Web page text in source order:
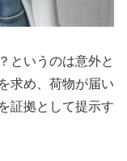
というのは意外と
求め、荷物が届い
証拠として提示す